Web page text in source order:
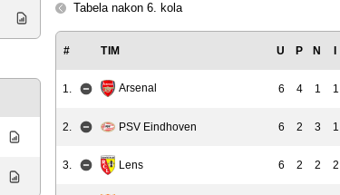
Tabela nakon 6. kola
# TIM U P N
1. Arsenal 6 4 1 1
2. PSV Eindhoven 6 2 3 1
3. Lens 6 2 2 2